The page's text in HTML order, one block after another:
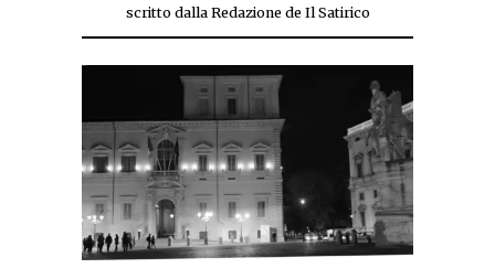
scritto dalla Redazione de Il Satirico